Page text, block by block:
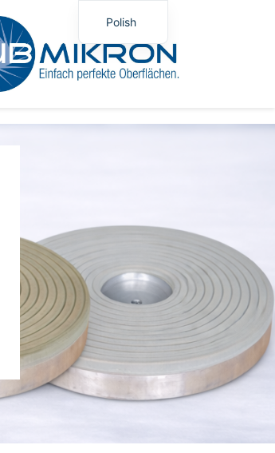
Polish
German
English